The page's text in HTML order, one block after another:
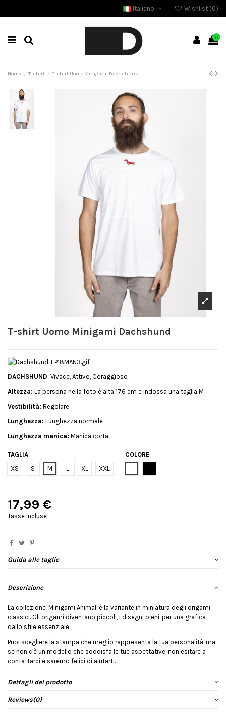
Italiano Wishlist (0)
0
Home T-shirt T-shirt Uomo Minigami Dachshund
T-shirt Uomo Minigami Dachshund
DACHSHUND: Vivace, Attivo, Coraggioso
Altezza: La persona nella foto è alta 176 cm e indossa una taglia M
Vestibilità: Regolare
Lunghezza: Lunghezza normale
Lunghezza manica: Manica corta
TAGLIA
XS
S M L XL XXL
COLORE
17,99 €
Tasse incluse
Guida alle taglie
Descrizione
La collezione 'Minigami Animal' è la variante in miniatura degli origami
classici. Gli origami diventano piccoli, i disegni pieni, per una grafica
dallo stile essenziale.
Puoi scegliere la stampa che meglio rappresenta la tua personalità, ma
se non c'è un modello che soddisfa le tue aspettative, non esitare a
contattarci e saremo felici di aiutarti.
Dettagli del prodotto
Reviews(0)